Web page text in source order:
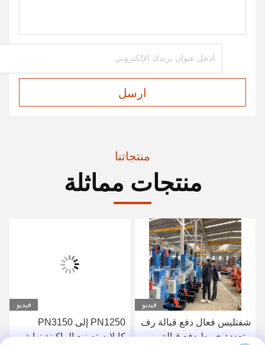
ارسل
منتجاتنا
منتجات مماثلة
فيديو
شفتليس فعال دفع قبالة رف
متعددة خيوط دفع قبالة
فيديو
PN1250 إلى PN3150
كابلات تصنيع الماكينة نهاية